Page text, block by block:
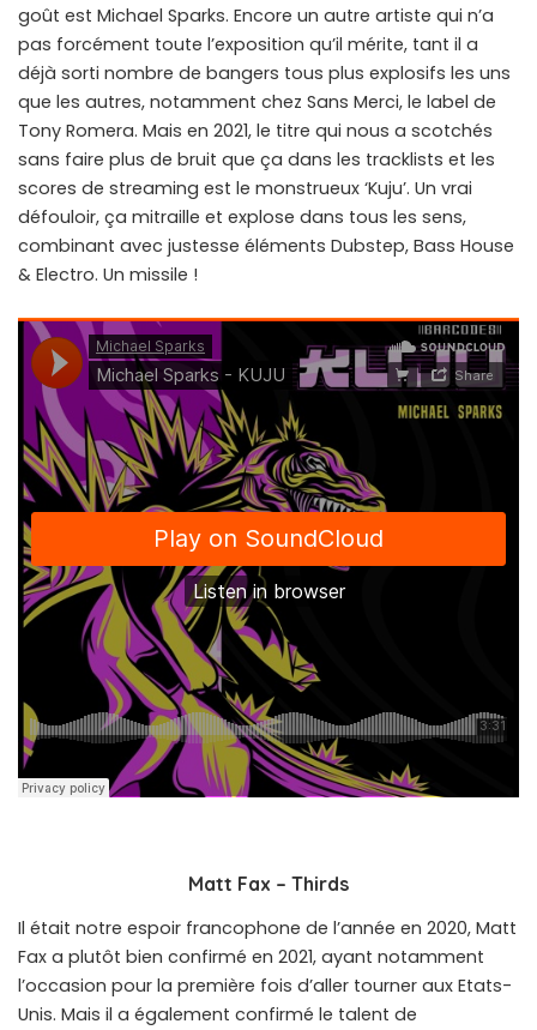
goût est Michael Sparks. Encore un autre artiste qui n’a
pas forcément toute l’exposition qu’il mérite, tant il a
déjà sorti nombre de bangers tous plus explosifs les uns
que les autres, notamment chez Sans Merci, le label de
Tony Romera. Mais en 2021, le titre qui nous a scotchés
sans faire plus de bruit que ça dans les tracklists et les
scores de streaming est le monstrueux ‘Kuju’. Un vrai
défouloir, ça mitraille et explose dans tous les sens,
combinant avec justesse éléments Dubstep, Bass House
& Electro. Un missile !
Matt Fax – Thirds
Il était notre espoir francophone de l’année en 2020, Matt
Fax a plutôt bien confirmé en 2021, ayant notamment
l’occasion pour la première fois d’aller tourner aux Etats-
Unis. Mais il a également confirmé le talent de